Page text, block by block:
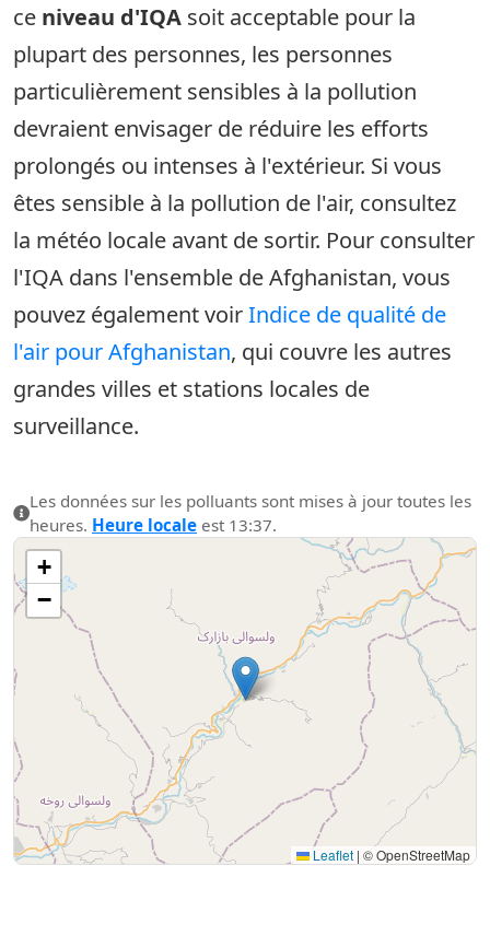
ce niveau d'IQA soit acceptable pour la
plupart des personnes, les personnes
particulièrement sensibles à la pollution
devraient envisager de réduire les efforts
prolongés ou intenses à l'extérieur. Si vous
êtes sensible à la pollution de l'air, consultez
la météo locale avant de sortir. Pour consulter
l'IQA dans l'ensemble de Afghanistan, vous
pouvez également voirIndice de qualité de
l'air pour Afghanistan, qui couvre les autres
grandes villes et stations locales de
surveillance.
Les données sur les polluants sont mises à jour toutes les
heures. Heure locale est 13:37.
+
−
Leaflet | © OpenStreetMap